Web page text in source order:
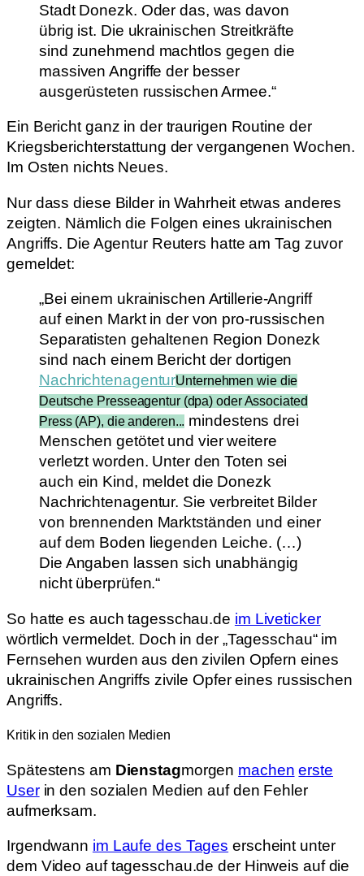
Stadt Donezk. Oder das, was davon
übrig ist. Die ukrainischen Streitkräfte
sind zunehmend machtlos gegen die
massiven Angriffe der besser
ausgerüsteten russischen Armee.“
Ein Bericht ganz in der traurigen Routine der
Kriegsberichterstattung der vergangenen Wochen.
Im Osten nichts Neues.
Nur dass diese Bilder in Wahrheit etwas anderes
zeigten. Nämlich die Folgen eines ukrainischen
Angriffs. Die Agentur Reuters hatte am Tag zuvor
gemeldet:
„Bei einem ukrainischen Artillerie-Angriff
auf einen Markt in der von pro-russischen
Separatisten gehaltenen Region Donezk
sind nach einem Bericht der dortigen
NachrichtenagenturUnternehmen wie die
Deutsche Presseagentur (dpa) oder Associated
Press (AP), die anderen... mindestens drei
Menschen getötet und vier weitere
verletzt worden. Unter den Toten sei
auch ein Kind, meldet die Donezk
Nachrichtenagentur. Sie verbreitet Bilder
von brennenden Marktständen und einer
auf dem Boden liegenden Leiche. (…)
Die Angaben lassen sich unabhängig
nicht überprüfen.“
So hatte es auch tagesschau.de im Liveticker
wörtlich vermeldet. Doch in der „Tagesschau“ im
Fernsehen wurden aus den zivilen Opfern eines
ukrainischen Angriffs zivile Opfer eines russischen
Angriffs.
Kritik in den sozialen Medien
Spätestens am Dienstagmorgen machen erste
Userin den sozialen Medien auf den Fehler
aufmerksam.
Irgendwann im Laufe des Tages erscheint unter
dem Video auf tagesschau.de der Hinweis auf die